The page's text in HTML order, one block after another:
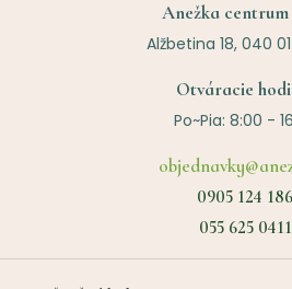
Anežka centrum
Alžbetina 18, 040
Otváracie
Po~Pia: 8:00 -
0905 124 186
055 625 0411